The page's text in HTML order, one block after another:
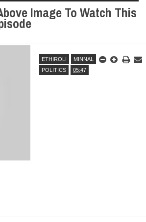
Image To Watch This
ETHIROLI
MINNAL
POLITICS
05:47